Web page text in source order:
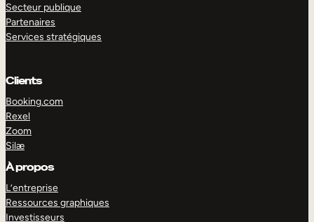
Secteur publique
Partenaires
Services stratégiques
Clients
Booking.com
Rexel
Zoom
Silæ
À propos
L’entreprise
Ressources graphiques
Investisseurs